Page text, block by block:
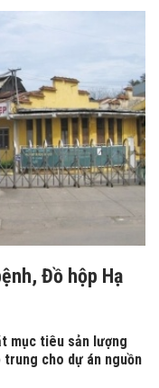
Đồ hộp Hạ
mục tiêu sản lượng
trung cho dự án nguồn